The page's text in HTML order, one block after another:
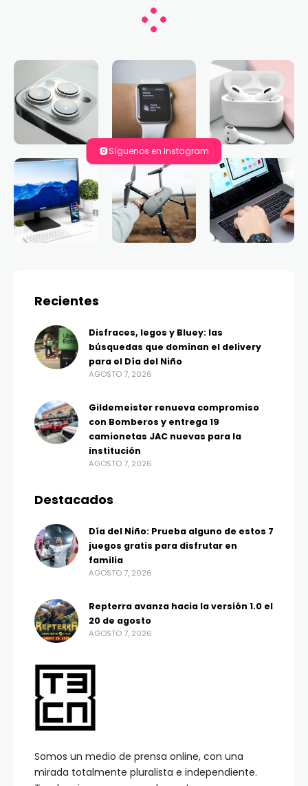
Síguenos en Instagram
Somos un medio de prensa online, con una
mirada totalmente pluralista e independiente.
Recientes
Disfraces, legos y Bluey: las
búsquedas que dominan el delivery
para el Día del Niño
AGOSTO 7, 2026
Gildemeister renueva compromiso
con Bomberos y entrega 19
camionetas JAC nuevas para la
institución
AGOSTO 7, 2026
Destacados
Día del Niño: Prueba alguno de estos 7
juegos gratis para disfrutar en
familia
AGOSTO 7, 2026
Repterra avanza hacia la versión 1.0 el
20 de agosto
AGOSTO 7, 2026